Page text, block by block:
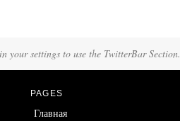
your settings to use the TwitterBar Section.
PAGES
Главная